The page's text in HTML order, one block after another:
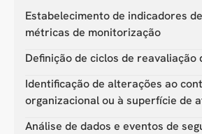
Estabelecimento de indicadores
métricas de monitorização
Definição de ciclos de reavaliação
Identificação de alterações ao
organizacional ou à superfície de
Análise de dados e eventos de